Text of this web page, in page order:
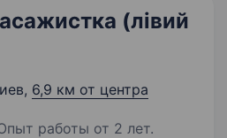
(лівий
6,9 км от центра
работы от 2 лет.